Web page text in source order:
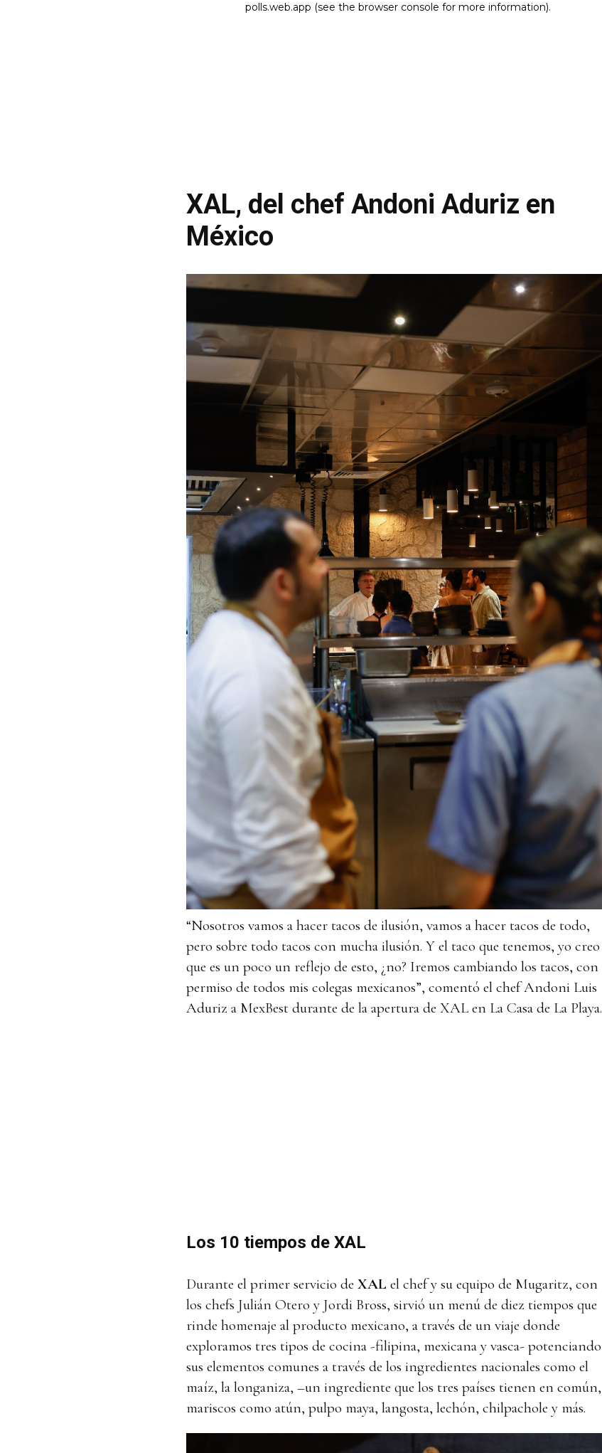
XAL, del chef Andoni Aduriz en
México
“Nosotros vamos a hacer tacos de ilusión, vamos a hacer tacos de todo,
pero sobre todo tacos con mucha ilusión. Y el taco que tenemos, yo creo
que es un poco un reflejo de esto, ¿no? Iremos cambiando los tacos, con
permiso de todos mis colegas mexicanos”, comentó el chef Andoni Luis
Aduriz a MexBest durante de la apertura de XAL en La Casa de La Playa.
Los 10 tiempos de XAL
Durante el primer servicio de XAL el chef y su equipo de Mugaritz, con
los chefs Julián Otero y Jordi Bross, sirvió un menú de diez tiempos que
rinde homenaje al producto mexicano, a través de un viaje donde
exploramos tres tipos de cocina -filipina, mexicana y vasca- potenciando
sus elementos comunes a través de los ingredientes nacionales como el
maíz, la longaniza, –un ingrediente que los tres países tienen en común,
mariscos como atún, pulpo maya, langosta, lechón, chilpachole y más.